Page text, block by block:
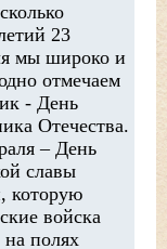
23
мы широко и
отмечаем
- День
Отечества.
– День
славы
которую
войска
на полях